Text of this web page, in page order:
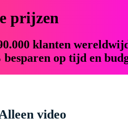
prijzen
klanten
op tijd en
video